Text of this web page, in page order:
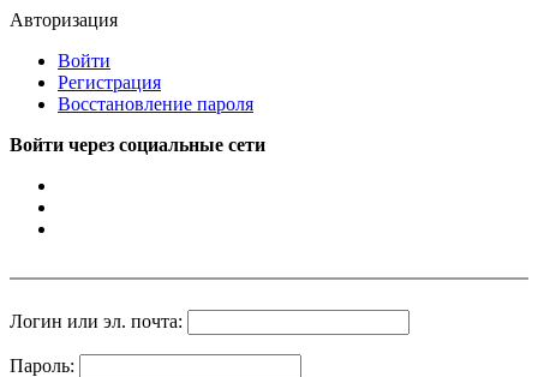
Авторизация
Войти
Регистрация
Восстановление пароля
Войти через социальные сети
Логин или эл. почта:
Пароль: